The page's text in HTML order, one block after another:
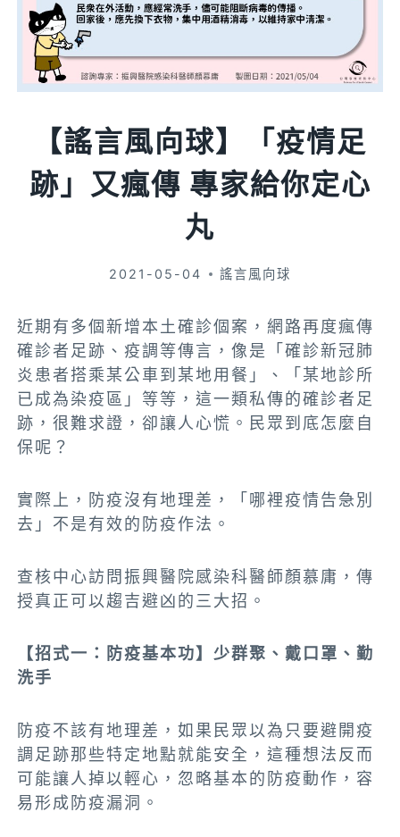
【謠言風向球】「疫情足
跡」又瘋傳 專家給你定心
丸
2021-05-04 謠言風向球
近期有多個新增本土確診個案，網路再度瘋傳
確診者足跡、疫調等傳言，像是「確診新冠肺
炎患者搭乘某公車到某地用餐」、「某地診所
已成為染疫區」等等，這一類私傳的確診者足
跡，很難求證，卻讓人心慌。民眾到底怎麼自
保呢？
實際上，防疫沒有地理差，「哪裡疫情告急別
去」不是有效的防疫作法。
查核中心訪問振興醫院感染科醫師顏慕庸，傳
授真正可以趨吉避凶的三大招。
【招式一：防疫基本功】少群聚、戴口罩、勤
洗手
防疫不該有地理差，如果民眾以為只要避開疫
調足跡那些特定地點就能安全，這種想法反而
可能讓人掉以輕心，忽略基本的防疫動作，容
易形成防疫漏洞。